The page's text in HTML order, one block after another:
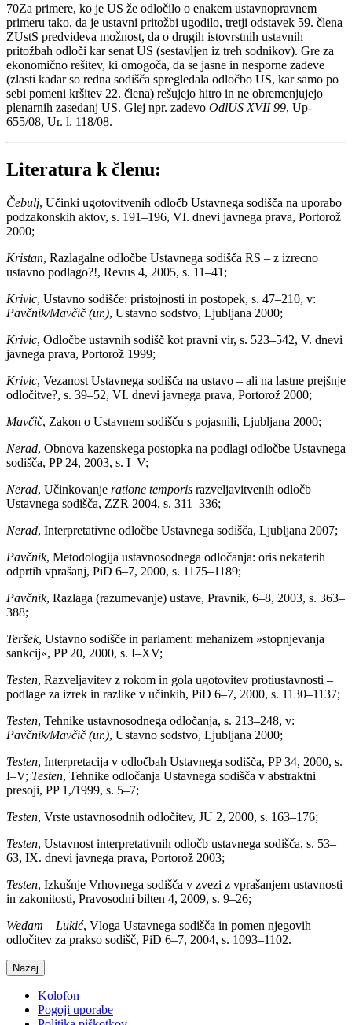
70Za primere, ko je US že odločilo o enakem ustavnopravnem
primeru tako, da je ustavni pritožbi ugodilo, tretji odstavek 59. člena
ZUstS predvideva možnost, da o drugih istovrstnih ustavnih
pritožbah odloči kar senat US (sestavljen iz treh sodnikov). Gre za
ekonomično rešitev, ki omogoča, da se jasne in nesporne zadeve
(zlasti kadar so redna sodišča spregledala odločbo US, kar samo po
sebi pomeni kršitev 22. člena) rešujejo hitro in ne obremenjujejo
plenarnih zasedanj US. Glej npr. zadevo OdlUS XVII 99, Up-
655/08, Ur. l. 118/08.
Literatura k členu:
Čebulj, Učinki ugotovitvenih odločb Ustavnega sodišča na uporabo
podzakonskih aktov, s. 191–196, VI. dnevi javnega prava, Portorož
2000;
Kristan, Razlagalne odločbe Ustavnega sodišča RS – z izrecno
ustavno podlago?!, Revus 4, 2005, s. 11–41;
Krivic, Ustavno sodišče: pristojnosti in postopek, s. 47–210, v:
Pavčnik/Mavčič (ur.), Ustavno sodstvo, Ljubljana 2000;
Krivic, Odločbe ustavnih sodišč kot pravni vir, s. 523–542, V. dnevi
javnega prava, Portorož 1999;
Krivic, Vezanost Ustavnega sodišča na ustavo – ali na lastne prejšnje
odločitve?, s. 39–52, VI. dnevi javnega prava, Portorož 2000;
Mavčič, Zakon o Ustavnem sodišču s pojasnili, Ljubljana 2000;
Nerad, Obnova kazenskega postopka na podlagi odločbe Ustavnega
sodišča, PP 24, 2003, s. I–V;
Nerad, Učinkovanje ratione temporis razveljavitvenih odločb
Ustavnega sodišča, ZZR 2004, s. 311–336;
Nerad, Interpretativne odločbe Ustavnega sodišča, Ljubljana 2007;
Pavčnik, Metodologija ustavnosodnega odločanja: oris nekaterih
odprtih vprašanj, PiD 6–7, 2000, s. 1175–1189;
Pavčnik, Razlaga (razumevanje) ustave, Pravnik, 6–8, 2003, s. 363–
388;
Teršek, Ustavno sodišče in parlament: mehanizem »stopnjevanja
sankcij«, PP 20, 2000, s. I–XV;
Testen, Razveljavitev z rokom in gola ugotovitev protiustavnosti –
podlage za izrek in razlike v učinkih, PiD 6–7, 2000, s. 1130–1137;
Testen, Tehnike ustavnosodnega odločanja, s. 213–248, v:
Pavčnik/Mavčič (ur.), Ustavno sodstvo, Ljubljana 2000;
Testen, Interpretacija v odločbah Ustavnega sodišča, PP 34, 2000, s.
I–V; Testen, Tehnike odločanja Ustavnega sodišča v abstraktni
presoji, PP 1,/1999, s. 5–7;
Testen, Vrste ustavnosodnih odločitev, JU 2, 2000, s. 163–176;
Testen, Ustavnost interpretativnih odločb ustavnega sodišča, s. 53–
63, IX. dnevi javnega prava, Portorož 2003;
Testen, Izkušnje Vrhovnega sodišča v zvezi z vprašanjem ustavnosti
in zakonitosti, Pravosodni bilten 4, 2009, s. 9–26;
Wedam – Lukić, Vloga Ustavnega sodišča in pomen njegovih
odločitev za prakso sodišč, PiD 6–7, 2004, s. 1093–1102.
Nazaj
Kolofon
Pogoji uporabe